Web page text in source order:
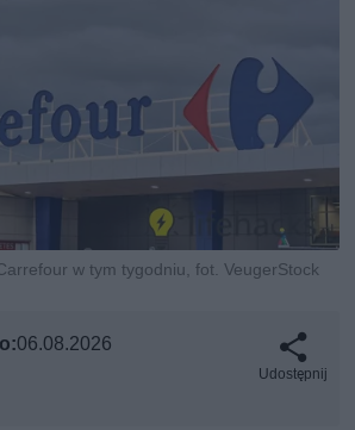
w tym tygodniu, fot. VeugerStock
06.08.2026
Udostępnij